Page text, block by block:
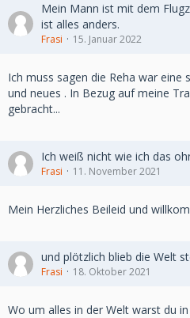
Mein Mann ist mit dem
ist alles anders.
Frasi 15. Januar 2022
Ich muss sagen die Reha war eine
und neues . In Bezug auf meine
gebracht...
Ich weiß nicht wie ich das
Frasi 11. November 2021
Mein Herzliches Beileid und
und plötzlich blieb die Welt
Frasi 18. Oktober 2021
Wo um alles in der Welt warst du in